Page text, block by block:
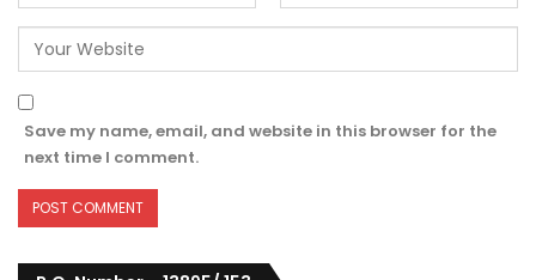
Save my name, email, and website in this browser for the
next time I comment.